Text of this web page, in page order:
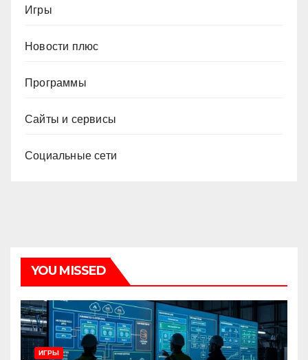
Игры
Новости плюс
Программы
Сайты и сервисы
Социальные сети
YOU MISSED
ИГРЫ